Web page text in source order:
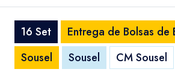
16 Set
Entrega de Bolsas de
Sousel
Sousel CM Sousel